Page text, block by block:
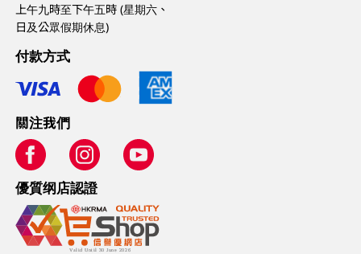
上午九時至下午五時 (星期六、
日及公眾假期休息)
付款方式
關注我們
優質纲店認證